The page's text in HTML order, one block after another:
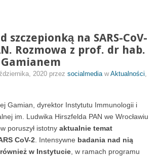
szczepionką na SARS-CoV-
Rozmowa z prof. dr hab.
2020 przez socialmedia wAktualności,
Gamian, dyrektor Instytutu Immunologii i
im. Ludwika Hirszfelda PAN we Wrocławiu
poruszył istotny aktualnie temat
CoV-2 . Intensywne badania nad nią
w Instytucie , w ramach programu